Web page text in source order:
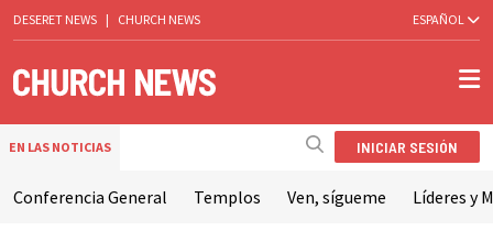
DESERET NEWS | CHURCH NEWS ESPAÑOL
EN LAS NOTICIAS INICIAR SESIÓN
Conferencia General Templos Ven, sígueme Líderes y